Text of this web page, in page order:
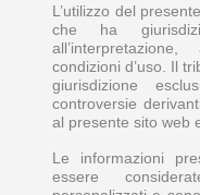
L’utilizzo del
che ha
condizioni d’uso. Il
giurisdizione
controversie
al presente sito web
Le informazioni
essere